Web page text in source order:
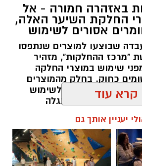
של אשדוד נט לחצו כאן
ידידים שענה לשיחה, הזעיק
ברכה מיחידת האופנועים,
מתנדב הסניף המקומי, נענו
למקום. באמצעות הציוד
חילצו המתנדבים את התינוק
נזק לרכב.
שחילקתי עלונים בבית
באזהרה חמורה - אל
החלקת השיער האלה,
אסורים לשימוש
שבוצעו למוצרים שנתפסו
"מרכז ההחלקות", מזהיר
שימוש במוצרי החלקה
כחוק. בחלק מהמוצרים
האסורה לשימוש
נוספים התגלה
קרא עוד
יעניין אותך גם